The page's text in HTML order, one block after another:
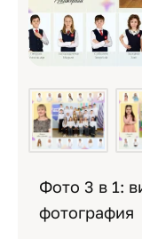
Фото 3 в 1:
фотография